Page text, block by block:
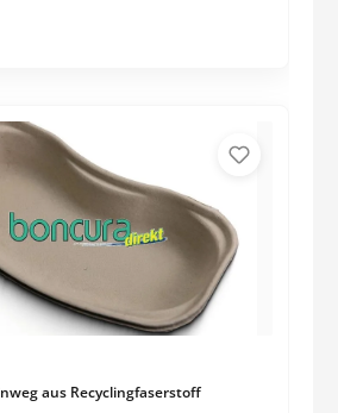
aus Recyclingfaserstoff